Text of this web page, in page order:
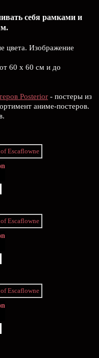
себя рамками и
цвета. Изображение
60 х 60 см и до
Posterior - постеры из
аниме-постеров.